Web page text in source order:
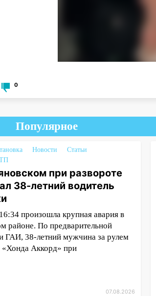
0
Популярное
Новости
Статьи
при развороте
38-летний водитель
произошла крупная авария в
районе. По предварительной
ГАИ, 38-летний мужчина за рулем
«Хонда Аккорд» при
07.08.2026